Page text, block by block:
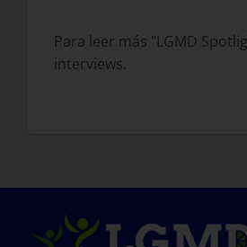
Para leer más "LGMD
interviews.